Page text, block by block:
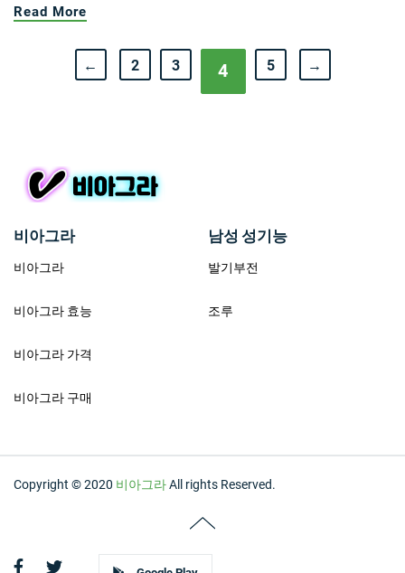
Read More
← 2 3 4 5 →
비아그라
비아그라
비아그라 효능
비아그라 가격
비아그라 구매
남성 성기능
발기부전
조루
Copyright © 2020 비아그라All rights Reserved.